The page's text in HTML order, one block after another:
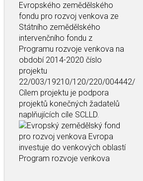
Evropského zemědělského
fondu pro rozvoj venkova ze
Státního zemědělského
intervenčního fondu z
Programu rozvoje venkova na
období 2014-2020 číslo
projektu
22/003/19210/120/220/004442/
Cílem projektu je podpora
projektů konečných žadatelů
naplňujících cíle SCLLD.